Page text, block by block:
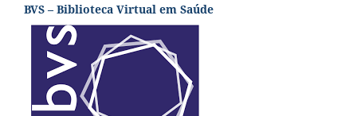
BVS – Biblioteca Virtual em Saúde